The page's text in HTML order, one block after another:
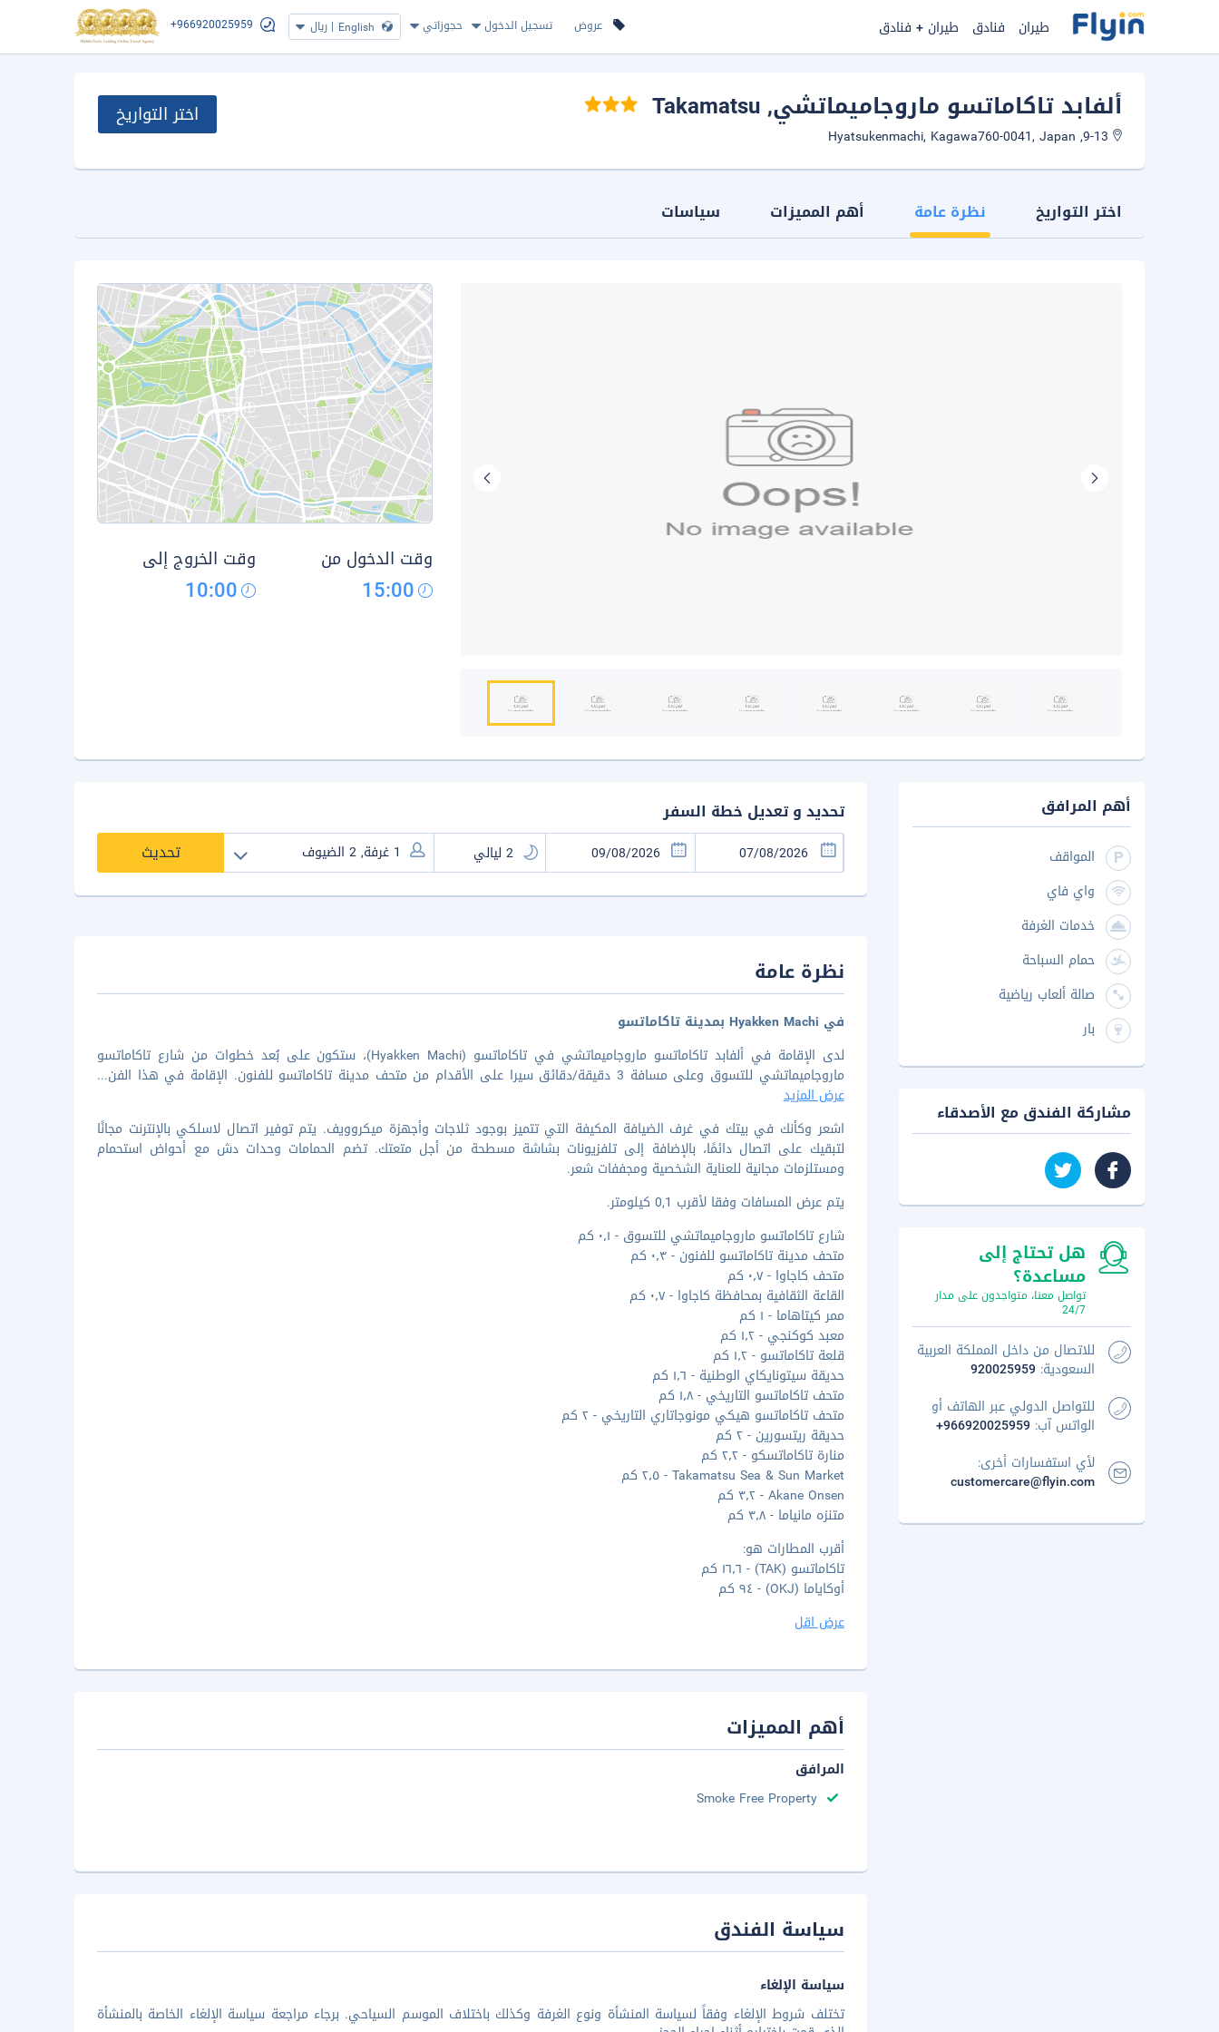
عروض تسجيل الدخول حجوزاتي English
| ريال +966920025959 طيران فنادق طيران + فنادق
ألفابد تاكاماتسو ماروجاميماتشي, Takamatsu اختر التواريخ
اختر التواريخ نظرة عامة أهم المميزات سياسات
وقت الدخول من
15:00
وقت الخروج إلى
10:00
تحديد و تعديل خطة السفر
تحديث
نظرة عامة
في Hyakken Machi بمدينة تاكاماتسو
لدى الإقامة في ألفابد تاكاماتسو ماروجاميماتشي في تاكاماتسو (Hyakken Machi)، ستكون على بُعد خطوات من شارع تاكاماتسو
ماروجاميماتشي للتسوق وعلى مسافة 3 دقيقة/دقائق سيرا على الأقدام من متحف مدينة تاكاماتسو للفنون. الإقامة في هذا الفن
...
عرض المزيد
اشعر وكأنك في بيتك في غرف الضيافة المكيفة التي تتميز بوجود ثلاجات وأجهزة ميكروويف. يتم توفير اتصال لاسلكي بالإنترنت مجانًا
لتبقيك على اتصال دائمًا، بالإضافة إلى تلفزيونات بشاشة مسطحة من أجل متعتك. تضم الحمامات وحدات دش مع أحواض استحمام
ومستلزمات مجانية للعناية الشخصية ومجففات شعر.
يتم عرض المسافات وفقا لأقرب 0,1 كيلومتر.
شارع تاكاماتسو ماروجاميماتشي للتسوق - ٠٫١ كم
متحف مدينة تاكاماتسو للفنون - ٠٫٣ كم
متحف كاجاوا - ٠٫٧ كم
القاعة الثقافية بمحافظة كاجاوا - ٠٫٧ كم
ممر كيتاهاما - ١ كم
معبد كوكنجي - ١٫٢ كم
قلعة تاكاماتسو - ١٫٢ كم
حديقة سيتونايكاي الوطنية - ١٫٦ كم
متحف تاكاماتسو التاريخي - ١٫٨ كم
متحف تاكاماتسو هيكي مونوجاتاري التاريخي - ٢ كم
حديقة ريتسورين - ٢ كم
منارة تاكاماتسكو - ٢٫٢ كم
Takamatsu Sea & Sun Market - ٢٫٥ كم
Akane Onsen - ٣٫٢ كم
متنزه مانياما - ٣٫٨ كم
أقرب المطارات هو:
تاكاماتسو (TAK) - ١٦٫٦ كم
أوكاياما (OKJ) - ٩٤ كم
عرض اقل
أهم المميزات
المرافق
Smoke Free Property
سياسة الفندق
سياسة الإلغاء
تختلف شروط الإلغاء وفقاً لسياسة المنشأة ونوع الغرفة وكذلك باختلاف الموسم السياحي. برجاء مراجعة سياسة الإلغاء الخاصة بالمنشأة
أهم المرافق
المواقف
واي فاي
خدمات الغرفة
حمام السباحة
صالة ألعاب رياضية
بار
مشاركة الفندق مع الأصدقاء
هل تحتاج إلى
مساعدة؟
تواصل معنا، متواجدون على مدار
24/7
للاتصال من داخل المملكة العربية
السعودية: 920025959
للتواصل الدولي عبر الهاتف أو
الواتس آب: +966920025959
لأي استفسارات أخرى:
customercare@flyin.com